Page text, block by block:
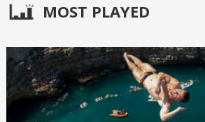
MOST PLAYED